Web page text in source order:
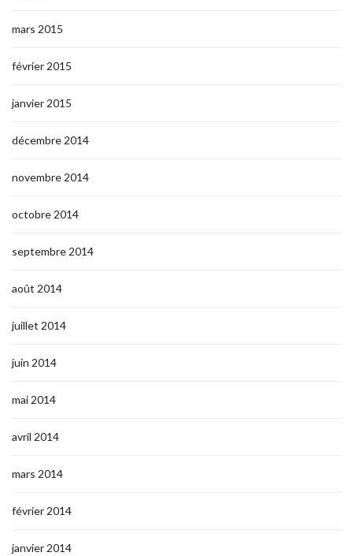
mars 2015
février 2015
janvier 2015
décembre 2014
novembre 2014
octobre 2014
septembre 2014
août 2014
juillet 2014
juin 2014
mai 2014
avril 2014
mars 2014
février 2014
janvier 2014